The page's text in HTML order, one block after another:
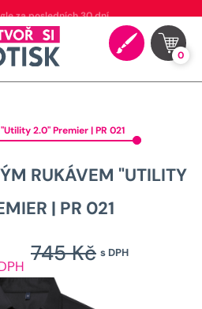
0
2.0" Premier | PR 021
RUKÁVEM "UTILITY
| PR 021
s DPH
745Kč
Kč.